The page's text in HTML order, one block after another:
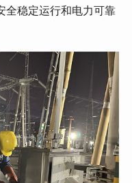
全稳定运行和电力可靠